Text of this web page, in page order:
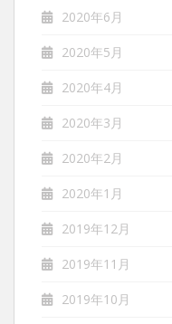
2020年6月
2020年5月
2020年4月
2020年3月
2020年2月
2020年1月
2019年12月
2019年11月
2019年10月